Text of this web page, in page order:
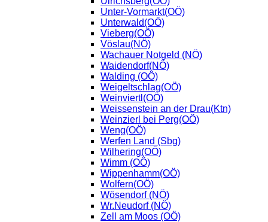
Unter-Vormarkt(OÖ)
Unterwald(OÖ)
Vieberg(OÖ)
Vöslau(NÖ)
Wachauer Notgeld (NÖ)
Waidendorf(NÖ)
Walding (OÖ)
Weigeltschlag(OÖ)
Weinviertl(OÖ)
Weissenstein an der Drau(Ktn)
Weinzierl bei Perg(OÖ)
Weng(OÖ)
Werfen Land (Sbg)
Wilhering(OÖ)
Wimm (OÖ)
Wippenhamm(OÖ)
Wolfern(OÖ)
Wösendorf (NÖ)
Wr.Neudorf (NÖ)
Zell am Moos (OÖ)